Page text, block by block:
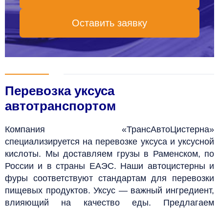
Оставить заявку
Перевозка уксуса
автотранспортом
Компания «ТрансАвтоЦистерна»
специализируется на перевозке уксуса и уксусной
кислоты. Мы доставляем грузы в Раменском, по
России и в страны ЕАЭС. Наши автоцистерны и
фуры соответствуют стандартам для перевозки
пищевых продуктов. Уксус — важный ингредиент,
влияющий на качество еды. Предлагаем